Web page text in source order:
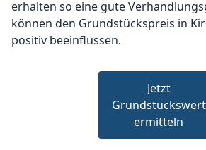
erhalten so eine gute
können den Grundstückspreis in
positiv beeinflussen.
Jetzt
Grundstückswert
ermitteln